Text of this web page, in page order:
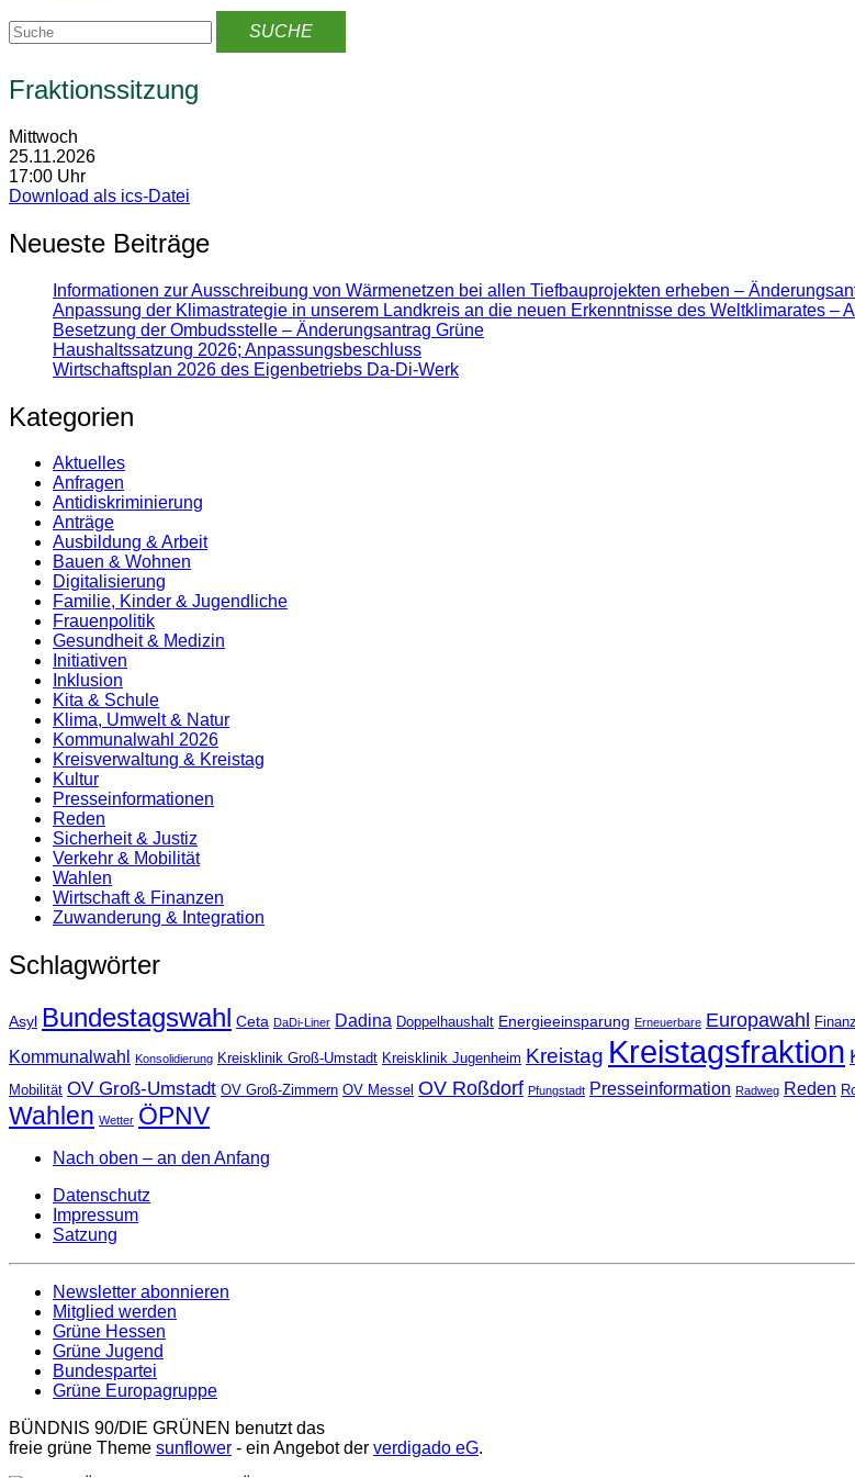
Fraktionssitzung
Mittwoch
25.11.2026
17:00 Uhr
Download als ics-Datei
Neueste Beiträge
Informationen zur Ausschreibung von Wärmenetzen bei allen Tiefbauprojekten erheben –
Anpassung der Klimastrategie in unserem Landkreis an die neuen Erkenntnisse des Weltklimarates –
Besetzung der Ombudsstelle – Änderungsantrag Grüne
Haushaltssatzung 2026; Anpassungsbeschluss
Wirtschaftsplan 2026 des Eigenbetriebs Da-Di-Werk
Kategorien
Aktuelles
Anfragen
Antidiskrimi­nierung
Anträge
Ausbildung & Arbeit
Bauen & Wohnen
Digitalisierung
Familie, Kinder & Jugendliche
Frauenpolitik
Gesundheit & Medizin
Initiativen
Inklusion
Kita & Schule
Klima, Umwelt & Natur
Kommunalwahl 2026
Kreisverwaltung & Kreistag
Kultur
Presse­informationen
Reden
Sicherheit & Justiz
Verkehr & Mobilität
Wahlen
Wirtschaft & Finanzen
Zuwanderung & Integration
Schlagwörter
Asyl Bundestagswahl Ceta DaDi-Liner Dadina Doppelhaushalt Energieeinsparung Erneuerbare Europawahl
Kommunalwahl Konsolidierung Kreisklinik Groß-Umstadt Kreisklinik Jugenheim Kreistag Kreistagsfraktion
Mobilität OV Groß-Umstadt OV Groß-Zimmern OV Messel OV Roßdorf Pfungstadt Presseinformation Radweg Reden
Wahlen Wetter ÖPNV
Nach oben – an den Anfang
Datenschutz
Impressum
Satzung
Newsletter abonnieren
Mitglied werden
Grüne Hessen
Grüne Jugend
Bundespartei
Grüne Europagruppe
BÜNDNIS 90/DIE GRÜNEN benutzt das
freie grüne Theme sunflower ‐ ein Angebot der verdigado eG.